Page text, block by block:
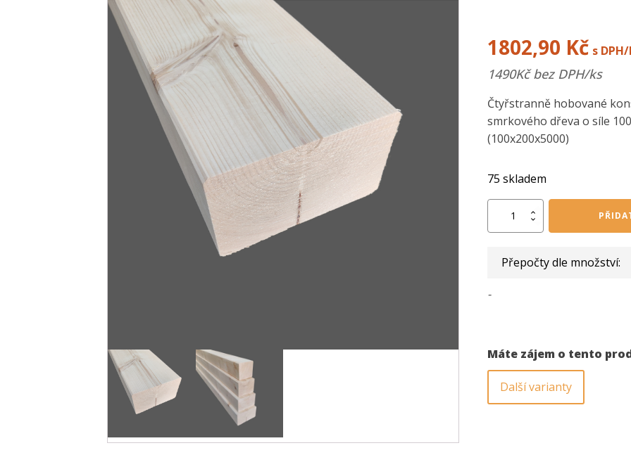
1802,90 Kč s
1490Kč bez DPH/ks
Čtyřstranně hobované
smrkového dřeva o síle
(100x200x5000)
75 skladem
množství
Přepočty dle množství:
-
Máte zájem o tento
Další varianty